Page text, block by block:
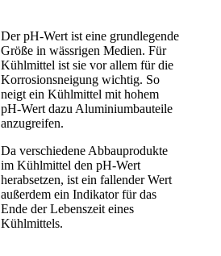
Der pH-Wert ist eine grundlegende
Größe in wässrigen Medien. Für
Kühlmittel ist sie vor allem für die
Korrosionsneigung wichtig. So
neigt ein Kühlmittel mit hohem
pH-Wert dazu Aluminiumbauteile
anzugreifen.
Da verschiedene Abbauprodukte
im Kühlmittel den pH-Wert
herabsetzen, ist ein fallender Wert
außerdem ein Indikator für das
Ende der Lebenszeit eines
Kühlmittels.